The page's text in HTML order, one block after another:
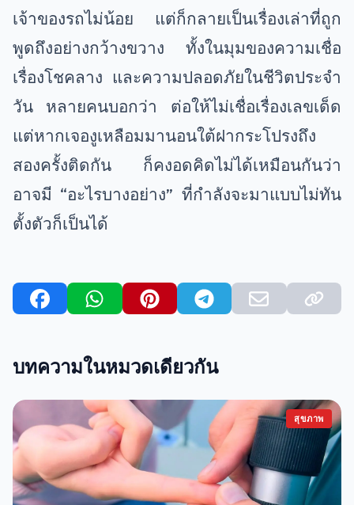
เจ้าของรถไม่น้อย แต่ก็กลายเป็นเรื่องเล่าที่ถูก
พูดถึงอย่างกว้างขวาง ทั้งในมุมของความเชื่อ
เรื่องโชคลาง และความปลอดภัยในชีวิตประจำ
วัน หลายคนบอกว่า ต่อให้ไม่เชื่อเรื่องเลขเด็ด
แต่หากเจองูเหลือมมานอนใต้ฝากระโปรงถึง
สองครั้งติดกัน ก็คงอดคิดไม่ได้เหมือนกันว่า
อาจมี “อะไรบางอย่าง” ที่กำลังจะมาแบบไม่ทัน
ตั้งตัวก็เป็นได้
บทความในหมวดเดียวกัน
สุขภาพ